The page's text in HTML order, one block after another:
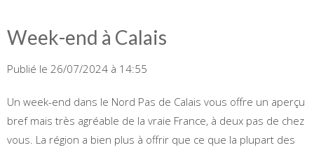
Week-end à Calais
Publié le 26/07/2024 à 14:55
Un week-end dans le Nord Pas de Calais vous offre un aperçu
bref mais très agréable de la vraie France, à deux pas de chez
vous. La région a bien plus à offrir que ce que la plupart des